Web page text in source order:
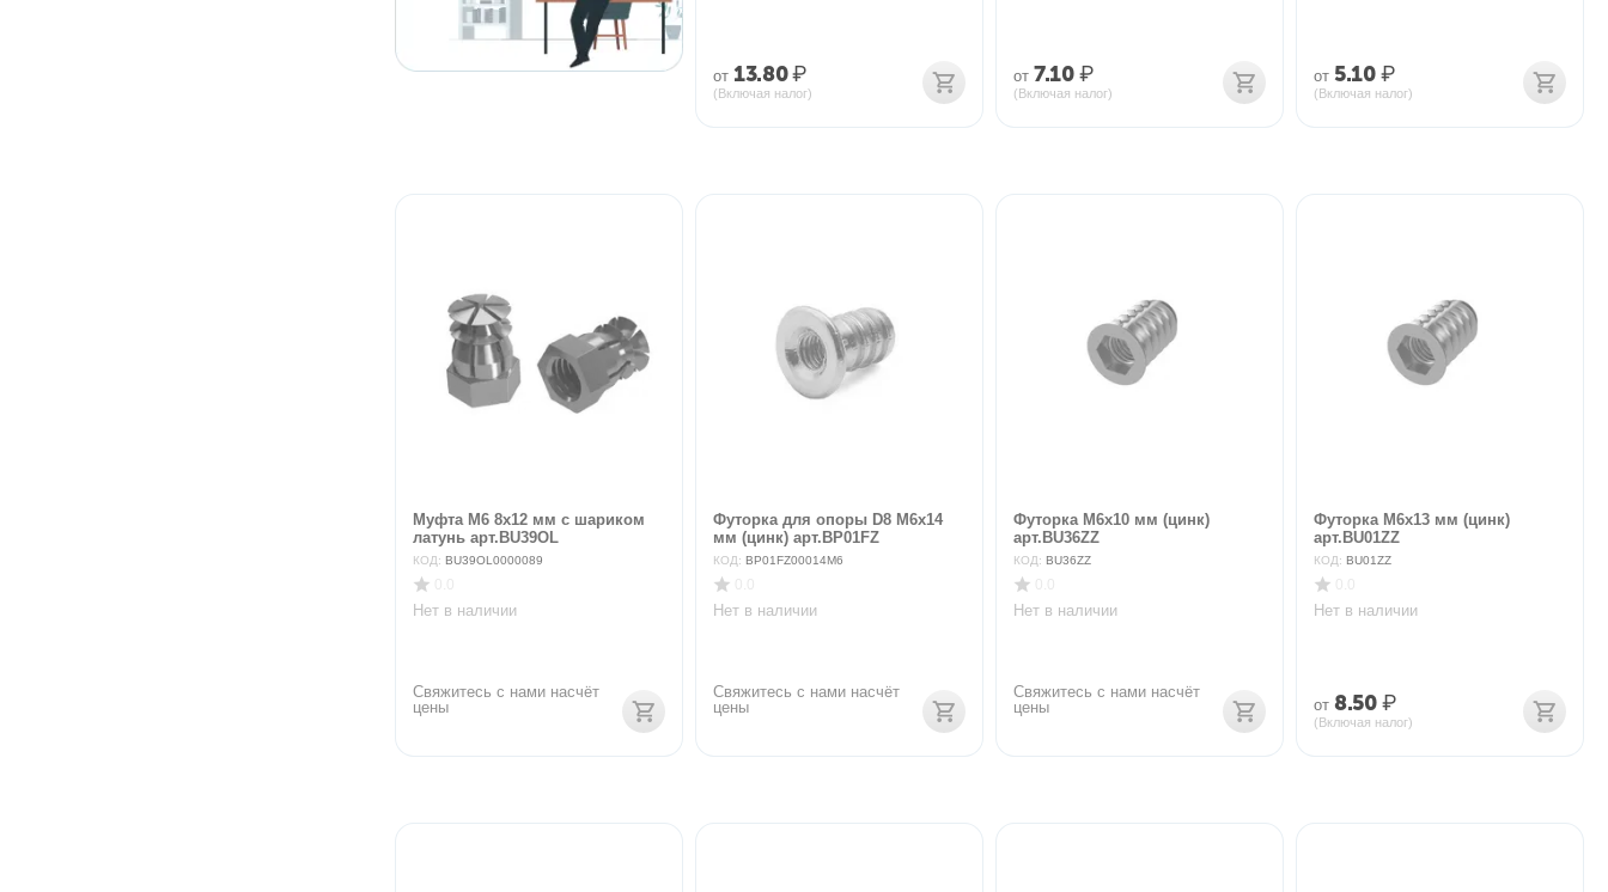
от 13.80₽
(Включая налог)
от 7.10 ₽
(Включая налог)
от 5.10 ₽
(Включая налог)
Муфта М6 8х12 мм с шариком
латунь арт.BU39OL
КОД: BU39OL0000089
Нет в наличии
Свяжитесь с нами насчёт
цены
Футорка для опоры D8 М6х14
мм (цинк) арт.BP01FZ
КОД: BP01FZ00014M6
Нет в наличии
Свяжитесь с нами насчёт
цены
Футорка М6х10 мм (цинк)
арт.BU36ZZ
КОД: BU36ZZ
Нет в наличии
Свяжитесь с нами насчёт
цены
Футорка М6х13 мм (цинк)
арт.BU01ZZ
КОД: BU01ZZ
Нет в наличии
от 8.50 ₽
(Включая налог)